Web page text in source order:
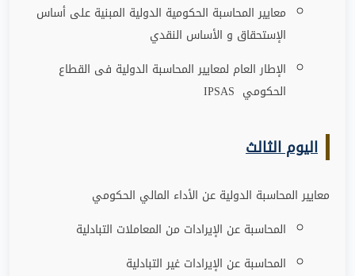
معايير المحاسبة الحكومية الدولية المبنية على أساس
الإستحقاق و الأساس النقدي
الإطار العام لمعايير المحاسبة الدولية فى القطاع
الحكومي IPSAS
اليوم الثالث
معايير المحاسبة الدولية عن الأداء المالي الحكومي
المحاسبة عن الإيرادات من المعاملات التبادلية
المحاسبة عن الإيرادات غير التبادلية